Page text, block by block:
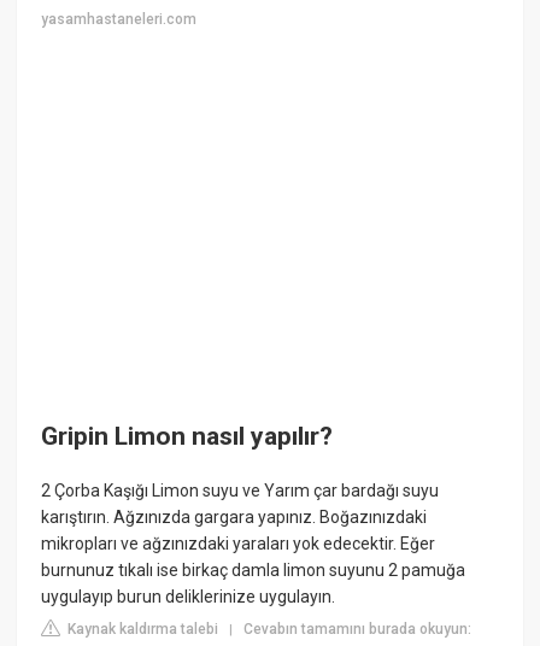
yasamhastaneleri.com
Gripin Limon nasıl yapılır?
2 Çorba Kaşığı Limon suyu ve Yarım çar bardağı suyu
karıştırın. Ağzınızda gargara yapınız. Boğazınızdaki
mikropları ve ağzınızdaki yaraları yok edecektir. Eğer
burnunuz tıkalı ise birkaç damla limon suyunu 2 pamuğa
uygulayıp burun deliklerinize uygulayın.
Kaynak kaldırma talebi |Cevabın tamamını burada okuyun: